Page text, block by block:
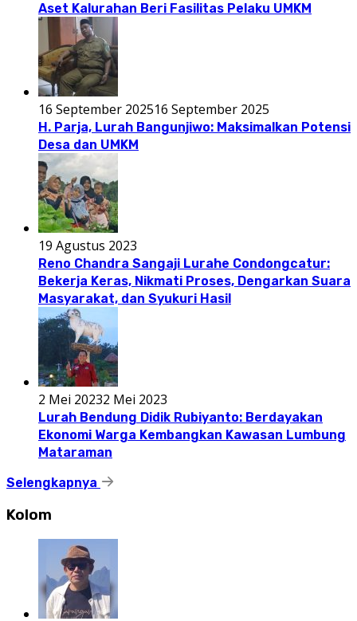
Aset Kalurahan Beri Fasilitas Pelaku UMKM
16 September 202516 September 2025
H. Parja, Lurah Bangunjiwo: Maksimalkan Potensi
Desa dan UMKM
19 Agustus 2023
Reno Chandra Sangaji Lurahe Condongcatur:
Bekerja Keras, Nikmati Proses, Dengarkan Suara
Masyarakat, dan Syukuri Hasil
2 Mei 20232 Mei 2023
Lurah Bendung Didik Rubiyanto: Berdayakan
Ekonomi Warga Kembangkan Kawasan Lumbung
Mataraman
Selengkapnya
Kolom